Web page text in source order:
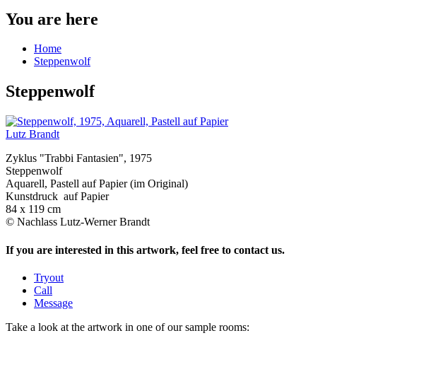
You are here
Home
Steppenwolf
Steppenwolf
Lutz Brandt
Zyklus "Trabbi Fantasien", 1975
Steppenwolf
Aquarell, Pastell auf Papier (im Original)
Kunstdruck auf Papier
84 x 119 cm
© Nachlass Lutz-Werner Brandt
If you are interested in this artwork, feel free to contact us.
Tryout
Call
Message
Take a look at the artwork in one of our sample rooms: